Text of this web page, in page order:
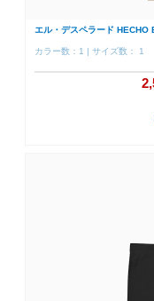
エル・デスペラード HECHO
カラー数：1 | サイズ数： 1